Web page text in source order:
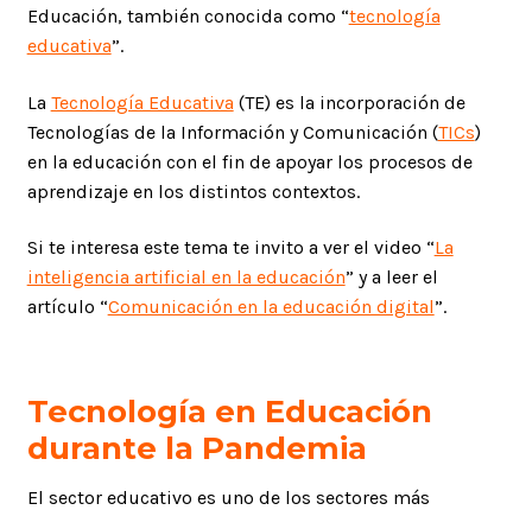
Educación, también conocida como “tecnología
educativa”.
La Tecnología Educativa (TE) es la incorporación de
Tecnologías de la Información y Comunicación (TICs)
en la educación con el fin de apoyar los procesos de
aprendizaje en los distintos contextos.
Si te interesa este tema te invito a ver el video “La
inteligencia artificial en la educación” y a leer el
artículo “Comunicación en la educación digital”.
Tecnología en Educación
durante la Pandemia
El sector educativo es uno de los sectores más